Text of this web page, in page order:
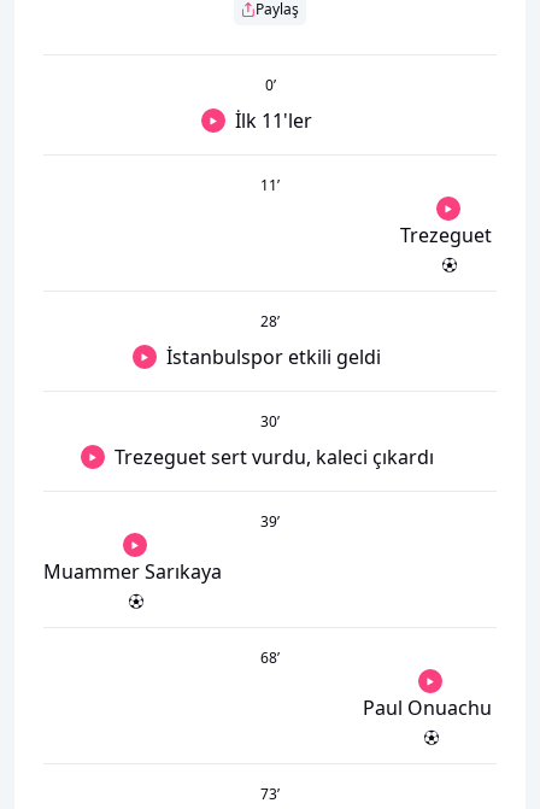
Paylaş
0’
İlk 11'ler
11’
Trezeguet
28’
İstanbulspor etkili geldi
30’
Trezeguet sert vurdu, kaleci çıkardı
39’
Muammer Sarıkaya
68’
Paul Onuachu
73’